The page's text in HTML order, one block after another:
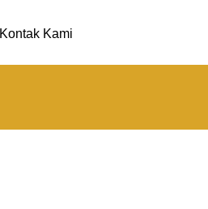
Kontak Kami